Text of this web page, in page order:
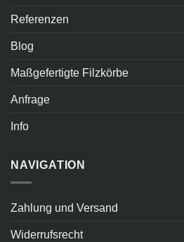
Referenzen
Blog
Maßgefertigte Filzkörbe
Anfrage
Info
NAVIGATION
Zahlung und Versand
Widerrufsrecht